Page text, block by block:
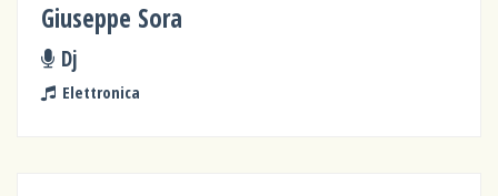
Giuseppe Sora
Dj
Elettronica